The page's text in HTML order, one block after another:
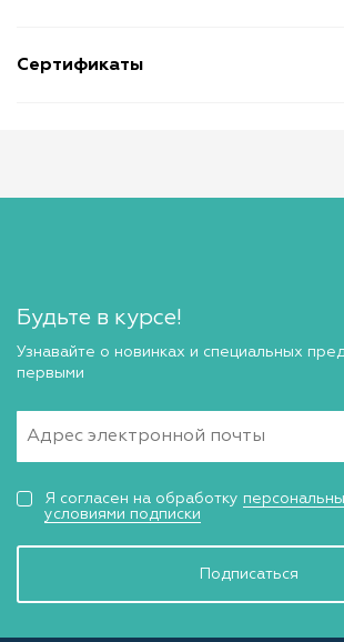
Сертификаты
Будьте в курсе!
Узнавайте о новинках и специальных
первыми
Подписаться
Я согласен на обработку
условиями подписки